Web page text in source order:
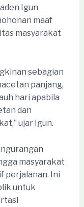
Igun
maaf
masyarakat
sebagian
panjang,
hari apabila
dan
ujar Igun.
masyarakat
perjalanan. Ini
untuk